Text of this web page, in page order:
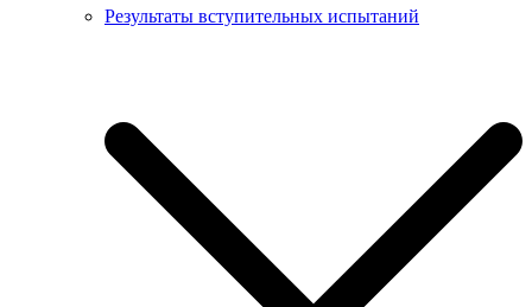
Результаты вступительных испытаний